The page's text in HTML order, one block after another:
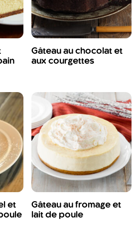
Gâteau au chocolat et
aux courgettes
et
Gâteau au fromage et
lait de poule